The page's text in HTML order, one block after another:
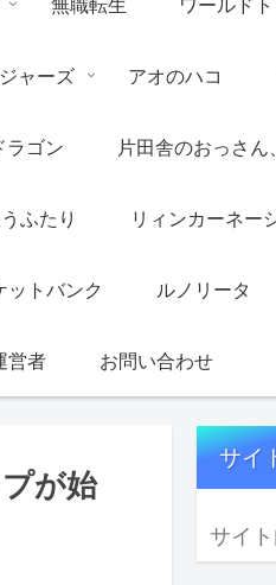
ャーズ アオのハコ
ラゴン 片田舎のおっさん
ふたり リィンカーネー
ットバンク ルノリータ
営者 お問い合わせ
が始
サイ